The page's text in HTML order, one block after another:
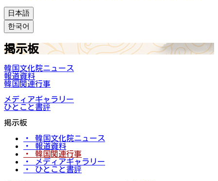
日本語
한국어
掲示板
韓国文化院ニュース
報道資料
韓国関連行事
メディアギャラリー
ひとこと書評
掲示板
・ 韓国文化院ニュース
・ 報道資料
・ 韓国関連行事
・ メディアギャラリー
・ ひとこと書評